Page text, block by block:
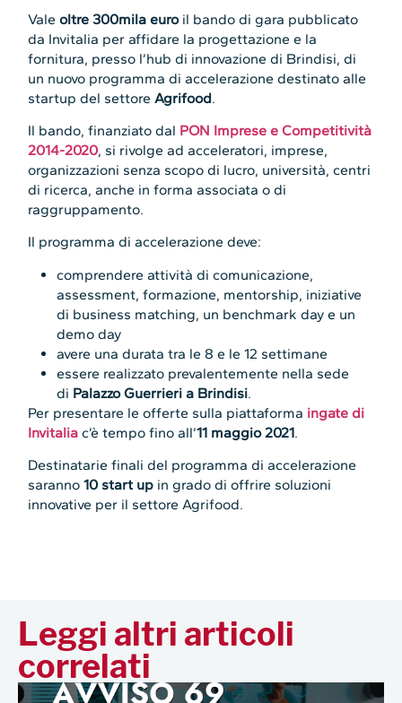
Valeoltre 300mila euroil bando di gara pubblicato
da Invitalia per affidare la progettazione e la
fornitura, presso l’hub di innovazione di Brindisi, di
un nuovo programma di accelerazione destinato alle
startup del settoreAgrifood.
Il bando, finanziato dal PON Imprese e Competitività
2014-2020, si rivolge ad acceleratori, imprese,
organizzazioni senza scopo di lucro, università, centri
di ricerca, anche in forma associata o di
raggruppamento.
Il programma di accelerazione deve:
comprendere attività di comunicazione,
assessment, formazione, mentorship, iniziative
di business matching, un benchmark day e un
demo day
avere una durata tra le 8 e le 12 settimane
essere realizzato prevalentemente nella sede
di Palazzo Guerrieri a Brindisi.
Per presentare le offerte sulla piattaforma ingate di
Invitalia c’è tempo fino all’11 maggio 2021.
Destinatarie finali del programma di accelerazione
saranno10 start up in grado di offrire soluzioni
innovative per il settore Agrifood.
Leggi altri articoli
correlati